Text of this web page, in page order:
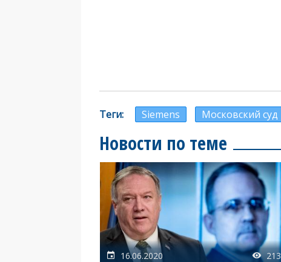
Теги Siemens Московский суд
Новости по теме
16.06.2020 213